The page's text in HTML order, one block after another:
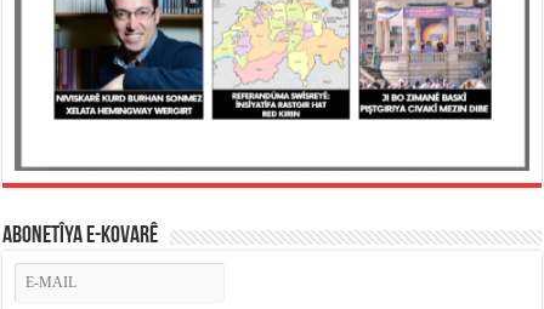
ABONETÎYA E-KOVARÊ